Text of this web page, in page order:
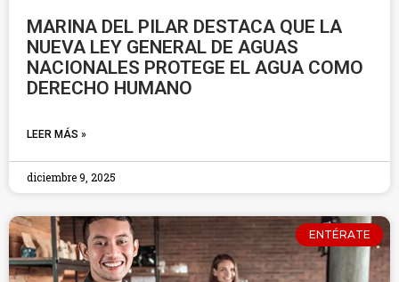
MARINA DEL PILAR DESTACA QUE LA
NUEVA LEY GENERAL DE AGUAS
NACIONALES PROTEGE EL AGUA COMO
DERECHO HUMANO
LEER MÁS »
diciembre 9, 2025
ENTÉRATE